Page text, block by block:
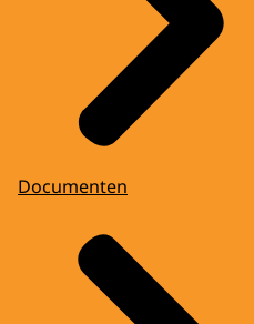
Documenten